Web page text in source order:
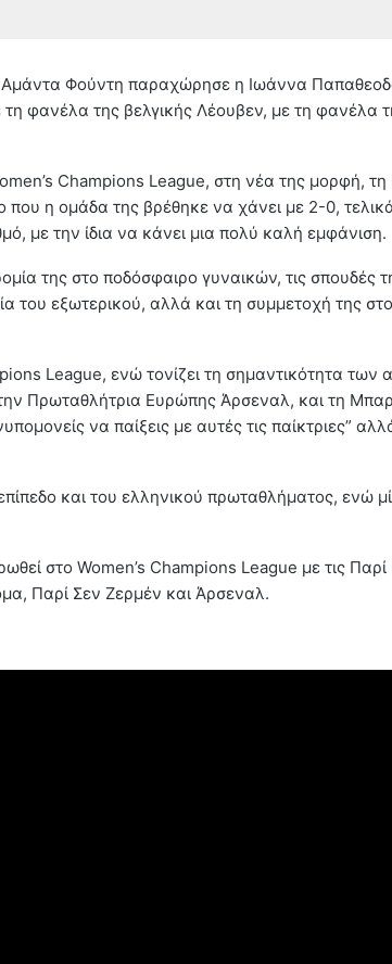
Αμάντα Φούντη παραχώρησε η Ιωάννα
τη φανέλα της βελγικής Λέουβεν, με τη φανέλα
Champions League, στη νέα της μορφή, τη
που η ομάδα της βρέθηκε να χάνει με 2-0,
με την ίδια να κάνει μια πολύ καλή εμφάνιση.
της στο ποδόσφαιρο γυναικών, τις σπουδές
του εξωτερικού, αλλά και τη συμμετοχή της
League, ενώ τονίζει τη σημαντικότητα
Πρωταθλήτρια Ευρώπης Άρσεναλ, και τη
να παίξεις με αυτές τις παίκτριες”
και του ελληνικού πρωταθλήματος, ενώ
στο Women’s Champions League με τις Παρί
Παρί Σεν Ζερμέν και Άρσεναλ.